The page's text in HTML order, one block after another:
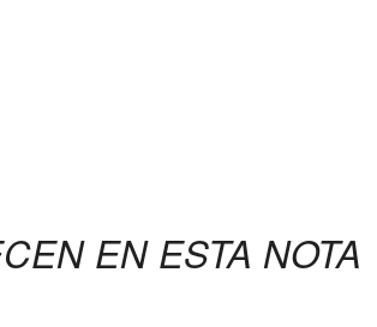
EN ESTA NOTA